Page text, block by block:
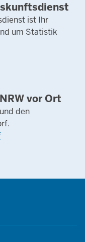
ist Ihr
um Statistik
vor Ort
den